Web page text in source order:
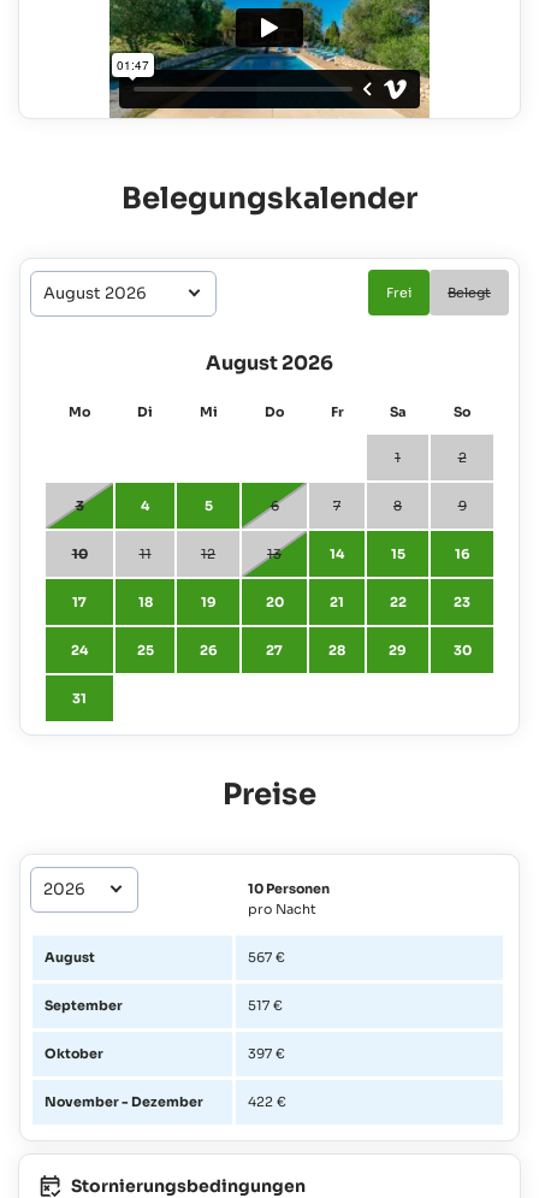
Belegungskalender
Frei Belegt
August 2026
Mo Di Mi Do Fr Sa So
1 2
3 4 5 6 7 8 9
10 11 12 13 14 15 16
17 18 19 20 21 22 23
24 25 26 27 28 29 30
31
Preise
10 Personen
pro Nacht
August 567 €
September 517 €
Oktober 397 €
November - Dezember 422 €
Stornierungsbedingungen